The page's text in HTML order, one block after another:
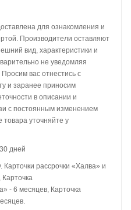
для ознакомления и
Производители оставляют
вид, характеристики и
не уведомляя
вас отнестись с
и заранее приносим
в описании и
с постоянным изменением
товара уточняйте у
дней
Карточки рассрочки «Халва» и
Карточка
- 6 месяцев, Карточка